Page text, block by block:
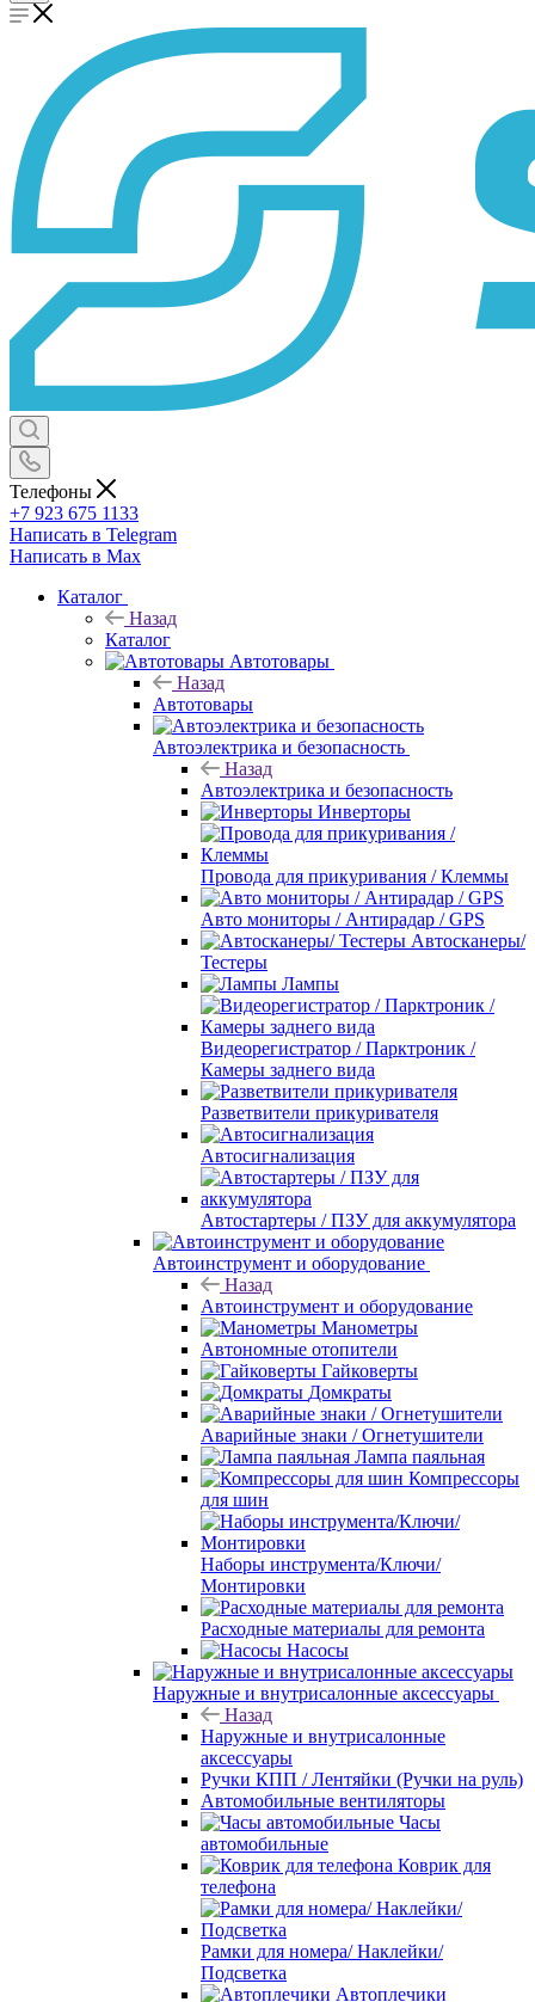
Телефоны
+7 923 675 1133
Написать в Telegram
Написать в Max
Каталог
Назад
Каталог
Автотовары
Назад
Автотовары
Автоэлектрика и безопасность
Назад
Автоэлектрика и безопасность
Инверторы
Провода для прикуривания / Клеммы
Авто мониторы / Антирадар / GPS
Автосканеры/
Тестеры
Лампы
Видеорегистратор / Парктроник /
Камеры заднего вида
Разветвители прикуривателя
Автосигнализация
Автостартеры / ПЗУ для аккумулятора
Автоинструмент и оборудование
Назад
Автоинструмент и оборудование
Манометры
Автономные отопители
Гайковерты
Домкраты
Аварийные знаки / Огнетушители
Лампа паяльная
Компрессоры
для шин
Наборы инструмента/Ключи/
Монтировки
Расходные материалы для ремонта
Насосы
Наружные и внутрисалонные аксессуары
Назад
Наружные и внутрисалонные
аксессуары
Ручки КПП / Лентяйки (Ручки на руль)
Автомобильные вентиляторы
Часы
автомобильные
Коврик для
телефона
Рамки для номера/ Наклейки/
Подсветка
Автоплечики